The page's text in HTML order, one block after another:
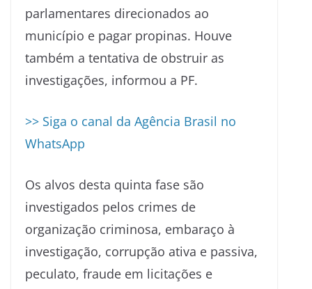
parlamentares direcionados ao
município e pagar propinas. Houve
também a tentativa de obstruir as
investigações, informou a PF.
>> Siga o canal da Agência Brasil no
WhatsApp
Os alvos desta quinta fase são
investigados pelos crimes de
organização criminosa, embaraço à
investigação, corrupção ativa e passiva,
peculato, fraude em licitações e